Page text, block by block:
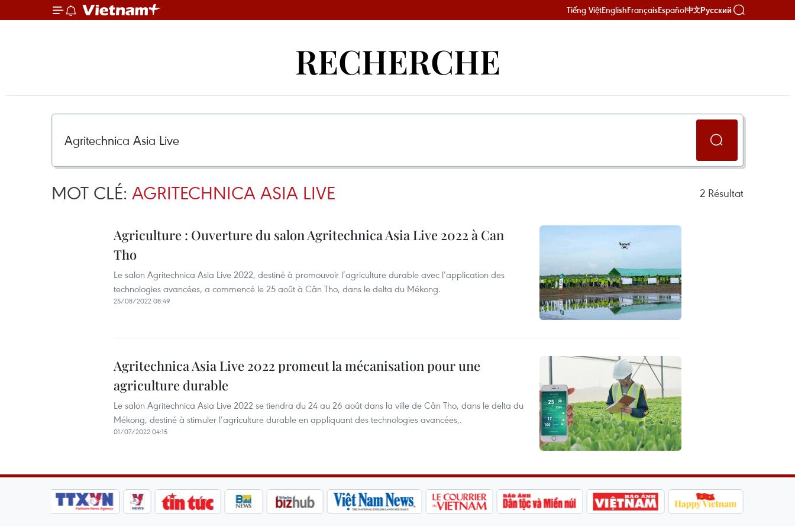
Tiếng ViệtEnglishFrançaisEspañol中文Русский
RECHERCHE
MOT CLÉ: AGRITECHNICA ASIA LIVE 2 Résultat
Agriculture : Ouverture du salon Agritechnica Asia Live 2022 à Can
Tho
Le salon Agritechnica Asia Live 2022, destiné à promouvoir l’agriculture durable avec l’application des
technologies avancées, a commencé le 25 août à Cân Tho, dans le delta du Mékong.
25/08/2022 08:49
Agritechnica Asia Live 2022 promeut la mécanisation pour une
agriculture durable
Le salon Agritechnica Asia Live 2022 se tiendra du 24 au 26 août dans la ville de Cân Tho, dans le delta du
Mékong, destiné à stimuler l’agriculture durable en appliquant des technologies avancées,.
01/07/2022 04:15